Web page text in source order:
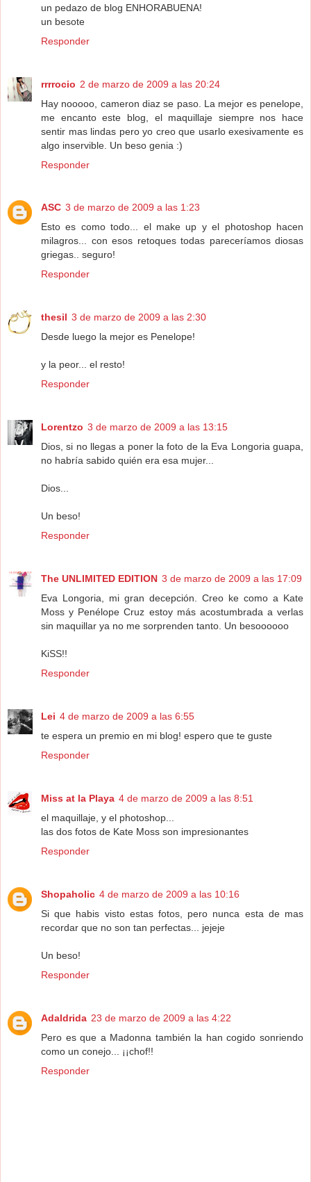
un pedazo de blog ENHORABUENA!
un besote
Responder
rrrrocio 2 de marzo de 2009 a las 20:24
Hay nooooo, cameron diaz se paso. La mejor es penelope,
me encanto este blog, el maquillaje siempre nos hace
sentir mas lindas pero yo creo que usarlo exesivamente es
algo inservible. Un beso genia :)
Responder
ASC 3 de marzo de 2009 a las 1:23
Esto es como todo... el make up y el photoshop hacen
milagros... con esos retoques todas pareceríamos diosas
griegas.. seguro!
Responder
thesil 3 de marzo de 2009 a las 2:30
Desde luego la mejor es Penelope!
y la peor... el resto!
Responder
Lorentzo 3 de marzo de 2009 a las 13:15
Dios, si no llegas a poner la foto de la Eva Longoria guapa,
no habría sabido quién era esa mujer...
Dios...
Un beso!
Responder
The UNLIMITED EDITION 3 de marzo de 2009 a las 17:09
Eva Longoria, mi gran decepción. Creo ke como a Kate
Moss y Penélope Cruz estoy más acostumbrada a verlas
sin maquillar ya no me sorprenden tanto. Un besoooooo
KiSS!!
Responder
Lei 4 de marzo de 2009 a las 6:55
te espera un premio en mi blog! espero que te guste
Responder
Miss at la Playa 4 de marzo de 2009 a las 8:51
el maquillaje, y el photoshop...
las dos fotos de Kate Moss son impresionantes
Responder
Shopaholic 4 de marzo de 2009 a las 10:16
Si que habis visto estas fotos, pero nunca esta de mas
recordar que no son tan perfectas... jejeje
Un beso!
Responder
Adaldrida 23 de marzo de 2009 a las 4:22
Pero es que a Madonna también la han cogido sonriendo
como un conejo... ¡¡chof!!
Responder